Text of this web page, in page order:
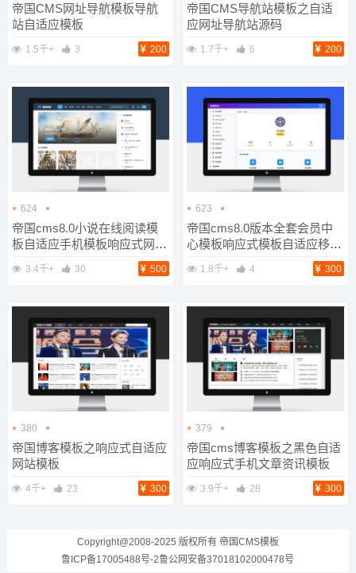
帝国CMS网址导航模板导航
站自适应模板
1.5千+ 3 200
帝国CMS导航站模板之自适
应网址导航站源码
1.7千+ 6 200
624
帝国cms8.0小说在线阅读模
板自适应手机模板响应式网站
3.4千+ 30 500
623
帝国cms8.0版本全套会员中
心模板响应式模板自适应移动
1.8千+ 4 300
380
帝国博客模板之响应式自适应
网站模板
4千+ 23 300
379
帝国cms博客模板之黑色自适
应响应式手机文章资讯模板
3.9千+ 28 300
Copyright@2008-2025 版权所有 帝国CMS模板
鲁ICP备17005488号-2鲁公网安备37018102000478号